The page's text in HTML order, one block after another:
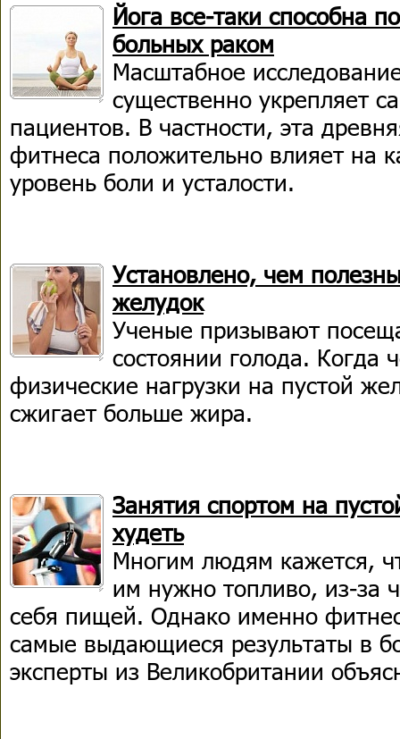
Йога все-таки способна
больных раком
Масштабное
существенно укрепляет
пациентов. В частности, эта
фитнеса положительно влияет на
уровень боли и усталости.
Установлено, чем
желудок
Ученые призывают
состоянии голода. Когда
физические нагрузки на пустой
сжигает больше жира.
Занятия спортом на
худеть
Многим людям кажется,
им нужно топливо, из-за
себя пищей. Однако именно
самые выдающиеся результаты в
эксперты из Великобритании